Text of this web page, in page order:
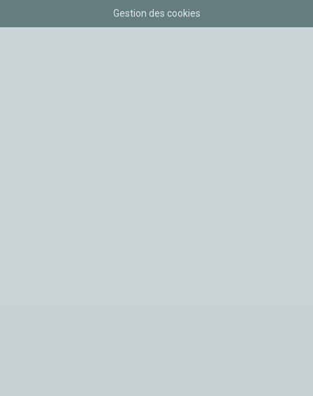
Gestion des cookies